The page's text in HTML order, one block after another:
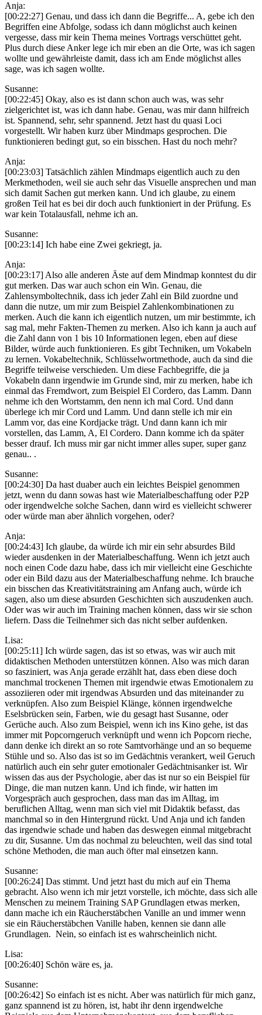
Anja:
[00:22:27] Genau, und dass ich dann die Begriffe... A, gebe ich den
Begriffen eine Abfolge, sodass ich dann möglichst auch keinen
vergesse, dass mir kein Thema meines Vortrags verschüttet geht.
Plus durch diese Anker lege ich mir eben an die Orte, was ich sagen
wollte und gewährleiste damit, dass ich am Ende möglichst alles
sage, was ich sagen wollte.
Susanne:
[00:22:45] Okay, also es ist dann schon auch was, was sehr
zielgerichtet ist, was ich dann habe. Genau, was mir dann hilfreich
ist. Spannend, sehr, sehr spannend. Jetzt hast du quasi Loci
vorgestellt. Wir haben kurz über Mindmaps gesprochen. Die
funktionieren bedingt gut, so ein bisschen. Hast du noch mehr?
Anja:
[00:23:03] Tatsächlich zählen Mindmaps eigentlich auch zu den
Merkmethoden, weil sie auch sehr das Visuelle ansprechen und man
sich damit Sachen gut merken kann. Und ich glaube, zu einem
großen Teil hat es bei dir doch auch funktioniert in der Prüfung. Es
war kein Totalausfall, nehme ich an.
Susanne:
[00:23:14] Ich habe eine Zwei gekriegt, ja.
Anja:
[00:23:17] Also alle anderen Äste auf dem Mindmap konntest du dir
gut merken. Das war auch schon ein Win. Genau, die
Zahlensymboltechnik, dass ich jeder Zahl ein Bild zuordne und
dann die nutze, um mir zum Beispiel Zahlenkombinationen zu
merken. Auch die kann ich eigentlich nutzen, um mir bestimmte, ich
sag mal, mehr Fakten-Themen zu merken. Also ich kann ja auch auf
die Zahl dann von 1 bis 10 Informationen legen, eben auf diese
Bilder, würde auch funktionieren. Es gibt Techniken, um Vokabeln
zu lernen. Vokabeltechnik, Schlüsselwortmethode, auch da sind die
Begriffe teilweise verschieden. Um diese Fachbegriffe, die ja
Vokabeln dann irgendwie im Grunde sind, mir zu merken, habe ich
einmal das Fremdwort, zum Beispiel El Cordero, das Lamm. Dann
nehme ich den Wortstamm, den nenn ich mal Cord. Und dann
überlege ich mir Cord und Lamm. Und dann stelle ich mir ein
Lamm vor, das eine Kordjacke trägt. Und dann kann ich mir
vorstellen, das Lamm, A, El Cordero. Dann komme ich da später
besser drauf. Ich muss mir gar nicht immer alles super, super ganz
genau.. .
Susanne:
[00:24:30] Da hast duaber auch ein leichtes Beispiel genommen
jetzt, wenn du dann sowas hast wie Materialbeschaffung oder P2P
oder irgendwelche solche Sachen, dann wird es vielleicht schwerer
oder würde man aber ähnlich vorgehen, oder?
Anja:
[00:24:43] Ich glaube, da würde ich mir ein sehr absurdes Bild
wieder ausdenken in der Materialbeschaffung. Wenn ich jetzt auch
noch einen Code dazu habe, dass ich mir vielleicht eine Geschichte
oder ein Bild dazu aus der Materialbeschaffung nehme. Ich brauche
ein bisschen das Kreativitätstraining am Anfang auch, würde ich
sagen, also um diese absurden Geschichten sich auszudenken auch.
Oder was wir auch im Training machen können, dass wir sie schon
liefern. Dass die Teilnehmer sich das nicht selber aufdenken.
Lisa:
[00:25:11] Ich würde sagen, das ist so etwas, was wir auch mit
didaktischen Methoden unterstützen können. Also was mich daran
so fasziniert, was Anja gerade erzählt hat, dass eben diese doch
manchmal trockenen Themen mit irgendwie etwas Emotionalem zu
assoziieren oder mit irgendwas Absurden und das miteinander zu
verknüpfen. Also zum Beispiel Klänge, können irgendwelche
Eselsbrücken sein, Farben, wie du gesagt hast Susanne, oder
Gerüche auch. Also zum Beispiel, wenn ich ins Kino gehe, ist das
immer mit Popcorngeruch verknüpft und wenn ich Popcorn rieche,
dann denke ich direkt an so rote Samtvorhänge und an so bequeme
Stühle und so. Also das ist so im Gedächtnis verankert, weil Geruch
natürlich auch ein sehr guter emotionaler Gedächtnisanker ist. Wir
wissen das aus der Psychologie, aber das ist nur so ein Beispiel für
Dinge, die man nutzen kann. Und ich finde, wir hatten im
Vorgespräch auch gesprochen, dass man das im Alltag, im
beruflichen Alltag, wenn man sich viel mit Didaktik befasst, das
manchmal so in den Hintergrund rückt. Und Anja und ich fanden
das irgendwie schade und haben das deswegen einmal mitgebracht
zu dir, Susanne. Um das nochmal zu beleuchten, weil das sind total
schöne Methoden, die man auch öfter mal einsetzen kann.
Susanne:
[00:26:24] Das stimmt. Und jetzt hast du mich auf ein Thema
gebracht. Also wenn ich mir jetzt vorstelle, ich möchte, dass sich alle
Menschen zu meinem Training SAP Grundlagen etwas merken,
dann mache ich ein Räucherstäbchen Vanille an und immer wenn
sie ein Räucherstäbchen Vanille haben, kennen sie dann alle
Grundlagen. Nein, so einfach ist es wahrscheinlich nicht.
Lisa:
[00:26:40] Schön wäre es, ja.
Susanne:
[00:26:42] So einfach ist es nicht. Aber was natürlich für mich ganz,
ganz spannend ist zu hören, ist, habt ihr denn irgendwelche